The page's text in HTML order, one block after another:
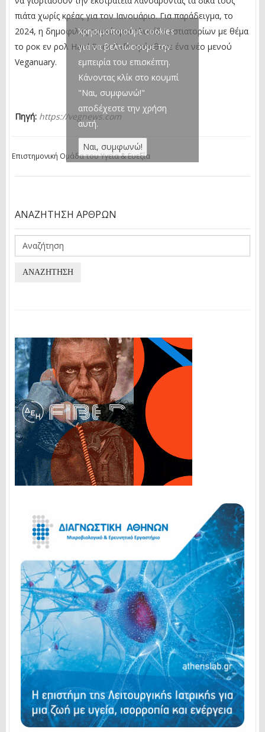
Χρησιμοποιούμε cookies
για να βελτιώσουμε την
εμπειρία του επισκέπτη.
Κάνοντας κλίκ στο κουμπί
"Ναι, συμφωνώ!"
αποδέχεστε την χρήση
αυτή.
πιάτα χωρίς κρέας για τον Ιανουάριο. Για παράδειγμα, το
2024, η δημοφιλής παγκόσμια αλυσίδα εστιατορίων με θέμα
το ροκ εν ρολ Hard Rock Cafe πρόσθεσε ένα νέο μενού
Veganuary.
Πηγή: https://vegnews.com
Επιστημονική Ομάδα του Υγεία & Ευεξία
ΑΝΑΖΉΤΗΣΗ ΆΡΘΡΩΝ